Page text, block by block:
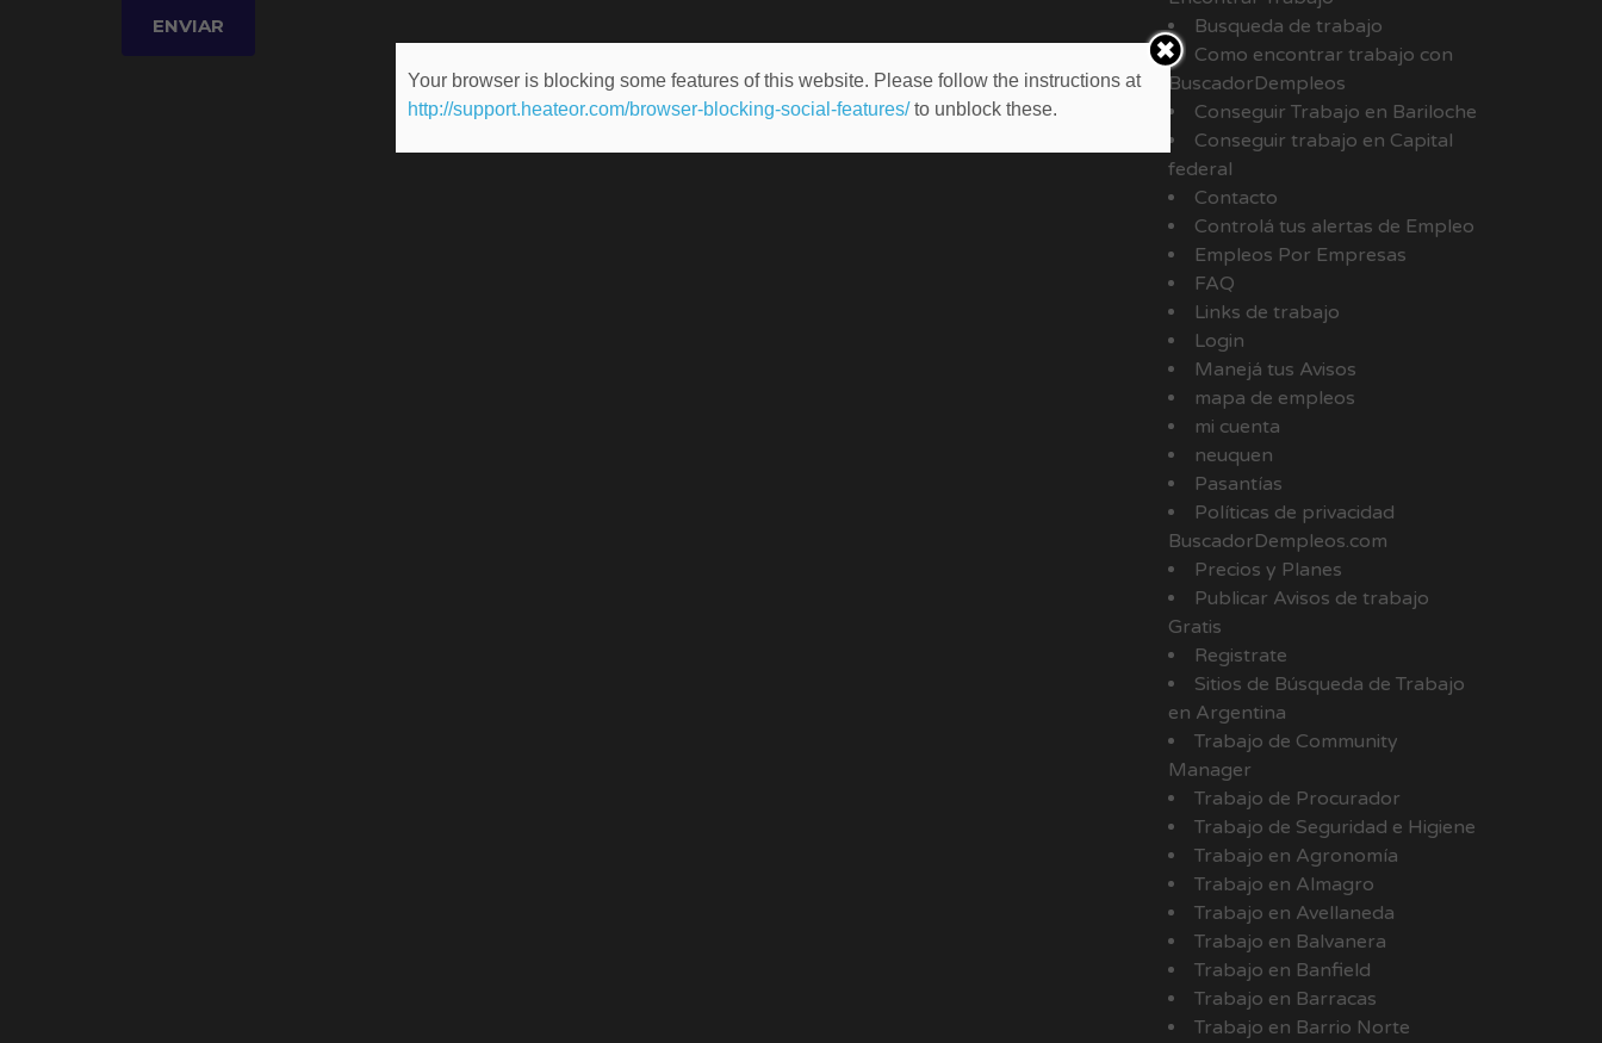
Busqueda de trabajo
Como encontrar trabajo con
BuscadorDempleos
Conseguir Trabajo en Bariloche
Conseguir trabajo en Capital
federal
Contacto
Controlá tus alertas de Empleo
Empleos Por Empresas
FAQ
Links de trabajo
Login
Manejá tus Avisos
mapa de empleos
mi cuenta
neuquen
Pasantías
Políticas de privacidad
BuscadorDempleos.com
Precios y Planes
Publicar Avisos de trabajo
Gratis
Registrate
Sitios de Búsqueda de Trabajo
en Argentina
Trabajo de Community
Manager
Trabajo de Procurador
Trabajo de Seguridad e Higiene
Trabajo en Agronomía
Trabajo en Almagro
Trabajo en Avellaneda
Trabajo en Balvanera
Trabajo en Banfield
Trabajo en Barracas
Trabajo en Barrio Norte
Your browser is blocking some features of this website. Please follow the instructions at
http://support.heateor.com/browser-blocking-social-features/to unblock these.